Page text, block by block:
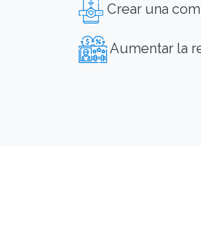
Crear una
Aumentar la